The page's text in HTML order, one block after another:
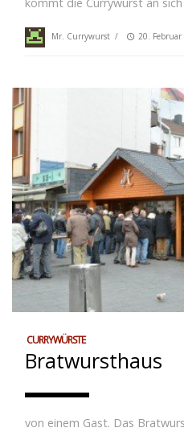
Mr. Currywurst / 20. Februar
CURRYWÜRSTE
Bratwursthaus
von einem Gast. Das